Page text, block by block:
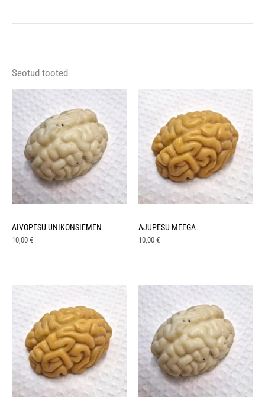
Seotud tooted
AIVOPESU UNIKONSIEMEN
10,00 €
AJUPESU MEEGA
10,00 €